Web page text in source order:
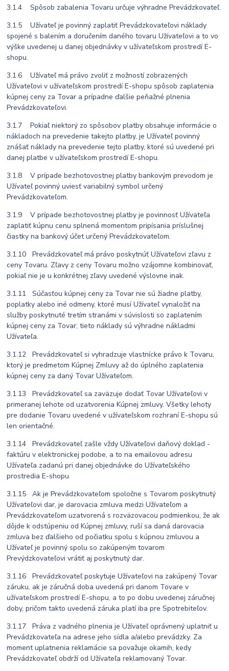
3.1.4 Spôsob zabalenia Tovaru určuje výhradne Prevádzkovateľ.
3.1.5 Užívateľ je povinný zaplatiť Prevádzkovateľovi náklady
spojené s balením a doručením daného tovaru Užívateľovi a to vo
výške uvedenej u danej objednávky v užívateľskom prostredí E-
shopu.
3.1.6 Užívateľ má právo zvoliť z možností zobrazených
Užívateľovi v užívateľskom prostredí E-shopu spôsob zaplatenia
kúpnej ceny za Tovar a prípadne ďalšie peňažné plnenia
Prevádzkovateľovi.
3.1.7 Pokiaľ niektorý zo spôsobov platby obsahuje informácie o
nákladoch na prevedenie takejto platby, je Užívateľ povinný
znášať náklady na prevedenie tejto platby, ktoré sú uvedené pri
danej platbe v užívateľskom prostredí E-shopu.
3.1.8 V prípade bezhotovostnej platby bankovým prevodom je
Užívateľ povinný uviesť variabilný symbol určený
Prevádzkovateľom.
3.1.9 V prípade bezhotovostnej platby je povinnosť Užívateľa
zaplatiť kúpnu cenu splnená momentom pripísania príslušnej
čiastky na bankový účet určený Prevádzkovateľom.
3.1.10 Prevádzkovateľ má právo poskytnúť Užívateľovi zľavu z
ceny Tovaru. Zľavy z ceny Tovaru možno vzájomne kombinovať,
pokiaľ nie je u konkrétnej zľavy uvedené výslovne inak.
3.1.11 Súčasťou kúpnej ceny za Tovar nie sú žiadne platby,
poplatky alebo iné odmeny, ktoré musí Užívateľ vynaložiť na
služby poskytnuté tretím stranámi v súvislosti so zaplatením
kúpnej ceny za Tovar; tieto náklady sú výhradne nákladmi
Užívateľa.
3.1.12 Prevádzkovateľ si vyhradzuje vlastnícke právo k Tovaru,
ktorý je predmetom Kúpnej Zmluvy až do úplného zaplatenia
kúpnej ceny za daný Tovar Užívateľom.
3.1.13 Prevádzkovateľ sa zaväzuje dodať Tovar Užívateľovi v
primeranej lehote od uzatvorenia Kúpnej zmluvy. Všetky lehoty
pre dodanie Tovaru uvedené v užívateľskom rozhraní E-shopu sú
len orientačné.
3.1.14 Prevádzkovateľ zašle vždy Užívateľovi daňový doklad -
faktúru v elektronickej podobe, a to na emailovou adresu
Užívateľa zadanú pri danej objednávke do Užívateľského
prostredia E-shopu.
3.1.15 Ak je Prevádzkovateľom spoločne s Tovarom poskytnutý
Užívateľovi dar, je darovacia zmluva medzi Užívateľom a
Prevádzkovateľom uzatvorená s rozväzovacou podmienkou, že ak
dôjde k odstúpeniu od Kúpnej zmluvy, ruší sa daná darovacia
zmluva bez ďalšieho od počiatku spolu s kúpnou zmluvou a
Užívateľ je povinný spolu so zakúpeným tovarom
Prevýdzkovateľovi vrátiť aj poskytnutý dar.
3.1.16 Prevádzkovateľ poskytuje Užívateľovi na zakúpený Tovar
záruku, ak je záručná doba uvedená pri danom Tovare v
užívateľskom prostredí E-shopu, a to po dobu uvedenej záručnej
doby, pričom takto uvedená záruka platí iba pre Spotrebiteľov.
3.1.17 Práva z vadného plnenia je Užívateľ oprávnený uplatniť u
Prevádzkovateľa na adrese jeho sídla a/alebo prevádzky. Za
moment uplatnenia reklamácie sa považuje okamih, kedy
Prevádzkovateľ obdrží od Užívateľa reklamovaný Tovar.